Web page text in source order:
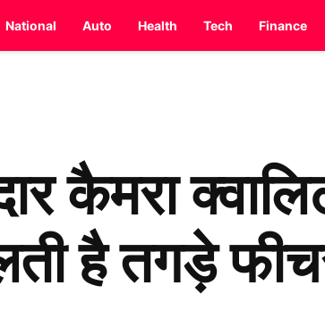
National Auto Health Tech Finance
कैमरा
है तगड़े